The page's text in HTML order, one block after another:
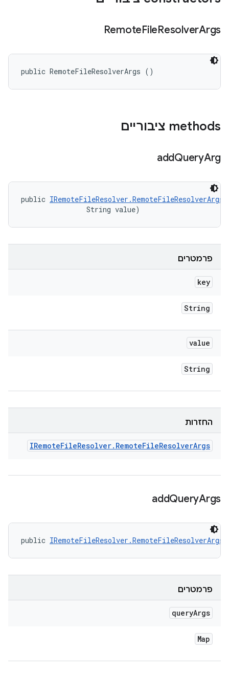
RemoteFileResolverArgs
public RemoteFileResolverArgs ()
‫methods ציבוריים
addQueryArg
public IRemoteFileResolver.RemoteFileResolverArgs
                String value)
פרמטרים
key
String
value
String
החזרות
IRemoteFileResolver. RemoteFileResolverArgs
addQueryArgs
public IRemoteFileResolver.RemoteFileResolverArgs
פרמטרים
queryArgs
Map